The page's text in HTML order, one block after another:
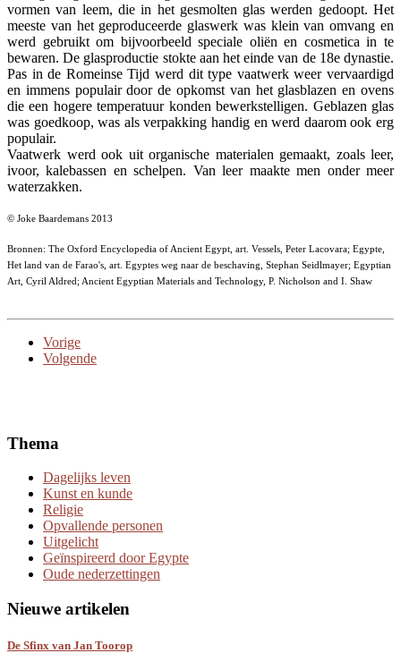
vormen van leem, die in het gesmolten glas werden gedoopt. Het
meeste van het geproduceerde glaswerk was klein van omvang en
werd gebruikt om bijvoorbeeld speciale oliën en cosmetica in te
bewaren. De glasproductie stokte aan het einde van de 18e dynastie.
Pas in de Romeinse Tijd werd dit type vaatwerk weer vervaardigd
en immens populair door de opkomst van het glasblazen en ovens
die een hogere temperatuur konden bewerkstelligen. Geblazen glas
was goedkoop, was als verpakking handig en werd daarom ook erg
populair.
Vaatwerk werd ook uit organische materialen gemaakt, zoals leer,
ivoor, kalebassen en schelpen. Van leer maakte men onder meer
waterzakken.
© Joke Baardemans 2013
Bronnen: The Oxford Encyclopedia of Ancient Egypt, art. Vessels, Peter Lacovara; Egypte,
Het land van de Farao's, art. Egyptes weg naar de beschaving, Stephan Seidlmayer; Egyptian
Art, Cyril Aldred; Ancient Egyptian Materials and Technology, P. Nicholson and I. Shaw
Vorige
Volgende
Thema
Dagelijks leven
Kunst en kunde
Religie
Opvallende personen
Uitgelicht
Geïnspireerd door Egypte
Oude nederzettingen
Nieuwe artikelen
De Sfinx van Jan Toorop